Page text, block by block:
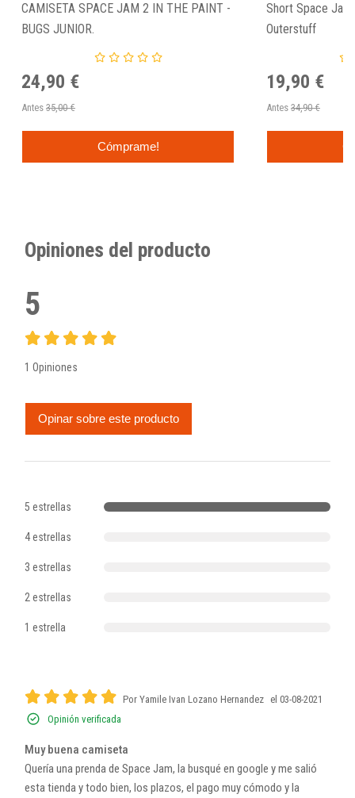
CAMISETA SPACE JAM 2 IN THE PAINT -
BUGS JUNIOR.
24,90 €
Antes 35,00 €
Cómprame!
Short Space
Outerstuff
19,90 €
Antes 34,90 €
Opiniones del producto
5
1 Opiniones
Opinar sobre este producto
5 estrellas
4 estrellas
3 estrellas
2 estrellas
1 estrella
Por Yamile Ivan Lozano Hernandez el 03-08-2021
Opinión verificada
Muy buena camiseta
Quería una prenda de Space Jam, la busqué en google y me salió
esta tienda y todo bien, los plazos, el pago muy cómodo y la